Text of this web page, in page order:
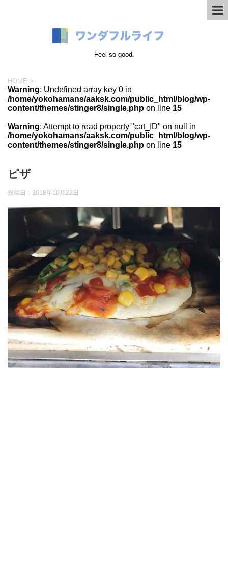
Feel so good.
HOME >
Warning: Undefined array key 0 in
/home/yokohamans/aaksk.com/public_html/blog/wp-
content/themes/stinger8/single.php on line 15
Warning: Attempt to read property "cat_ID" on null in
/home/yokohamans/aaksk.com/public_html/blog/wp-
content/themes/stinger8/single.php on line 15
ピザ
投稿日： 2018年10月22日